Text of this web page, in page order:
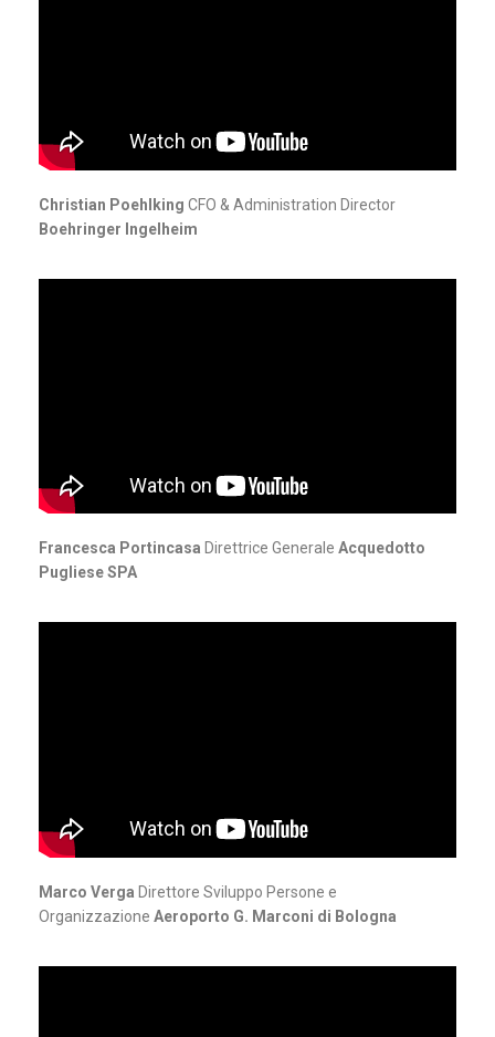
Christian Poehlking CFO & Administration Director
Boehringer Ingelheim
Francesca Portincasa Direttrice Generale Acquedotto
Pugliese SPA
Marco Verga Direttore Sviluppo Persone e
Organizzazione Aeroporto G. Marconi di Bologna